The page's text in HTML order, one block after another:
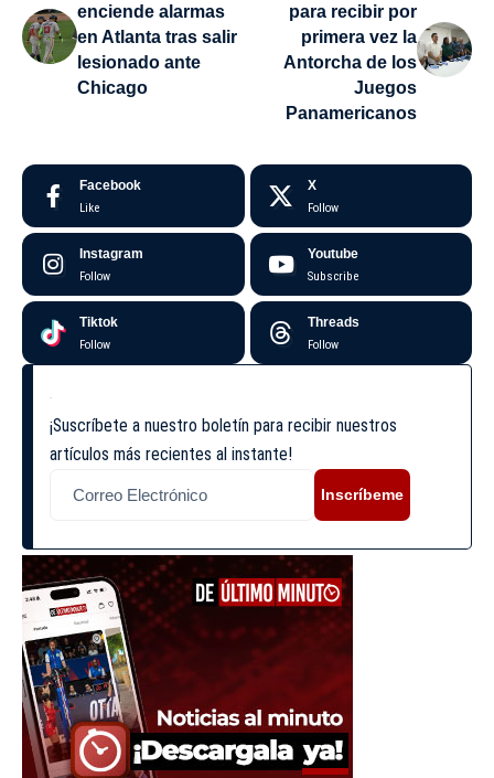
enciende alarmas
en Atlanta tras salir
lesionado ante
Chicago
para recibir por
primera vez la
Antorcha de los
Juegos
Panamericanos
Facebook
Like
X
Follow
Instagram
Follow
Youtube
Subscribe
Tiktok
Follow
Threads
Follow
¡Suscríbete a nuestro boletín para recibir nuestros
artículos más recientes al instante!
Inscríbeme